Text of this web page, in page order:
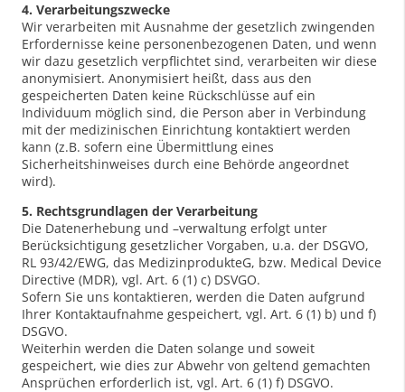
4. Verarbeitungszwecke
Wir verarbeiten mit Ausnahme der gesetzlich zwingenden
Erfordernisse keine personenbezogenen Daten, und wenn
wir dazu gesetzlich verpflichtet sind, verarbeiten wir diese
anonymisiert. Anonymisiert heißt, dass aus den
gespeicherten Daten keine Rückschlüsse auf ein
Individuum möglich sind, die Person aber in Verbindung
mit der medizinischen Einrichtung kontaktiert werden
kann (z.B. sofern eine Übermittlung eines
Sicherheitshinweises durch eine Behörde angeordnet
wird).
5. Rechtsgrundlagen der Verarbeitung
Die Datenerhebung und –verwaltung erfolgt unter
Berücksichtigung gesetzlicher Vorgaben, u.a. der DSGVO,
RL 93/42/EWG, das MedizinprodukteG, bzw. Medical Device
Directive (MDR), vgl. Art. 6 (1) c) DSVGO.
Sofern Sie uns kontaktieren, werden die Daten aufgrund
Ihrer Kontaktaufnahme gespeichert, vgl. Art. 6 (1) b) und f)
DSGVO.
Weiterhin werden die Daten solange und soweit
gespeichert, wie dies zur Abwehr von geltend gemachten
Ansprüchen erforderlich ist, vgl. Art. 6 (1) f) DSGVO.